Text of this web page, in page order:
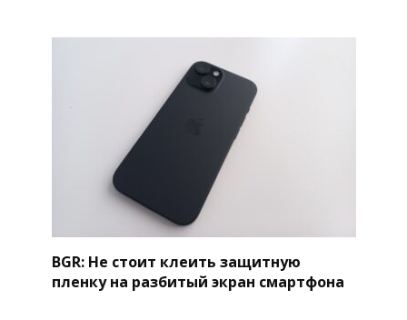
BGR: Не стоит клеить защитную
пленку на разбитый экран смартфона